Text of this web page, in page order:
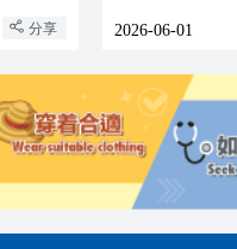
分享 2026-06-01